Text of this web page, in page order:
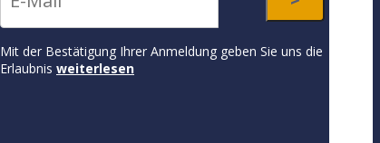
Mit der Bestätigung Ihrer Anmeldung geben Sie uns die
Erlaubnis weiterlesen